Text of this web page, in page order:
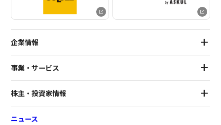
企業情報
事業・サービス
株主・投資家情報
ニュース